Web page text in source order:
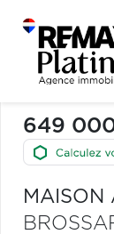
649
MAISON